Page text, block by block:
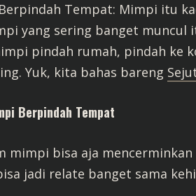
Tempat: Mimpi itu
yang sering banget
pindah rumah, pindah ke
Yuk, kita bahas bareng
Berpindah Tempat
mimpi bisa aja
jadi relate banget sama